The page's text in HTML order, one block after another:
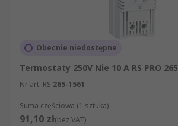
Obecnie niedostępne
Termostaty 250V Nie 10 A RS PRO 265
Nr art. RS 265-1561
Suma częściowa (1 sztuka)
91,10 zł(bez VAT)